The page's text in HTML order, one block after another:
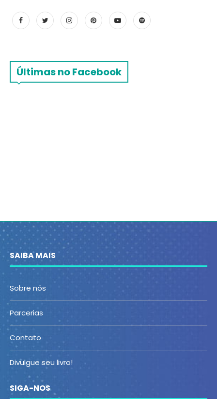
Últimas no Facebook
SAIBA MAIS
Sobre nós
Parcerias
Contato
Divulgue seu livro!
SIGA-NOS